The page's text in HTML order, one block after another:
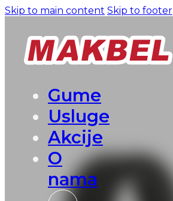
Skip to main content Skip to footer
Gume
Usluge
Akcije
O
nama